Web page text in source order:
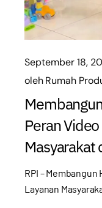
September 18,
olehRumah
Peran
Masyarakat
RPI –
Layanan